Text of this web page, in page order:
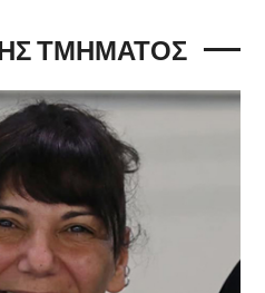
ΤΜΗΜΑΤΟΣ